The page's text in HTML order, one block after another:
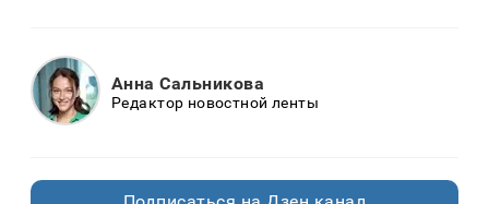
Анна Сальникова
Редактор новостной ленты